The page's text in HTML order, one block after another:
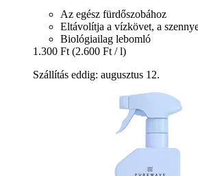
Az egész fürdőszobához
Eltávolítja a vízkövet, a
Biológiailag lebomló
1.300 Ft (2.600 Ft / l)
Szállítás eddig: augusztus 12.